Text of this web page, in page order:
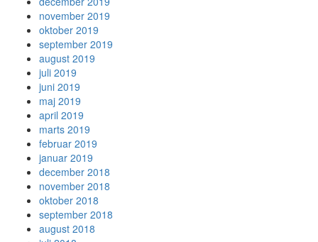
november 2019
oktober 2019
september 2019
august 2019
juli 2019
juni 2019
maj 2019
april 2019
marts 2019
februar 2019
januar 2019
december 2018
november 2018
oktober 2018
september 2018
august 2018